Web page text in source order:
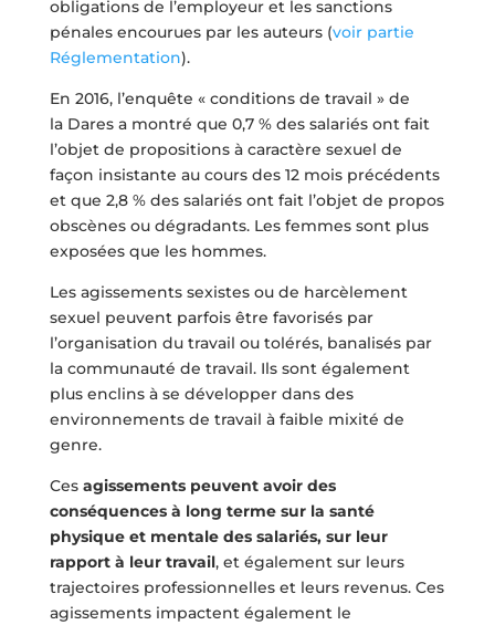
obligations de l’employeur et les sanctions
pénales encourues par les auteurs (voir partie
Réglementation).
En 2016, l’enquête « conditions de travail » de
la Dares a montré que 0,7 % des salariés ont fait
l’objet de propositions à caractère sexuel de
façon insistante au cours des 12 mois précédents
et que 2,8 % des salariés ont fait l’objet de propos
obscènes ou dégradants. Les femmes sont plus
exposées que les hommes.
Les agissements sexistes ou de harcèlement
sexuel peuvent parfois être favorisés par
l’organisation du travail ou tolérés, banalisés par
la communauté de travail. Ils sont également
plus enclins à se développer dans des
environnements de travail à faible mixité de
genre.
Cesagissements peuvent avoir des
conséquences à long terme sur la santé
physique et mentale des salariés, sur leur
rapport à leur travail, et également sur leurs
trajectoires professionnelles et leurs revenus. Ces
agissements impactent également le